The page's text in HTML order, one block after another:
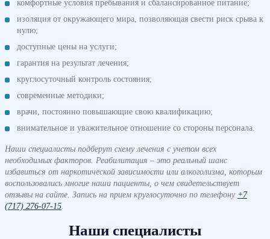
комфортные условия пребывания и сбалансированное питание;
изоляция от окружающего мира, позволяющая свести риск срыва к
нулю;
доступные цены на услуги;
гарантия на результат лечения;
круглосуточный контроль состояния;
современные методики;
врачи, постоянно повышающие свою квалификацию;
внимательное и уважительное отношение со стороны персонала.
Наши специалисты подберут схему лечения с учетом всех
необходимых факторов. Реабилитация – это реальный шанс
избавиться от наркотической зависимости или алкоголизма, которым
воспользовались многие наши пациенты, о чем свидетельствует
отзывы на сайте. Запись на прием круглосуточно по телефону +7
(717) 276-07-15
Наши специалисты